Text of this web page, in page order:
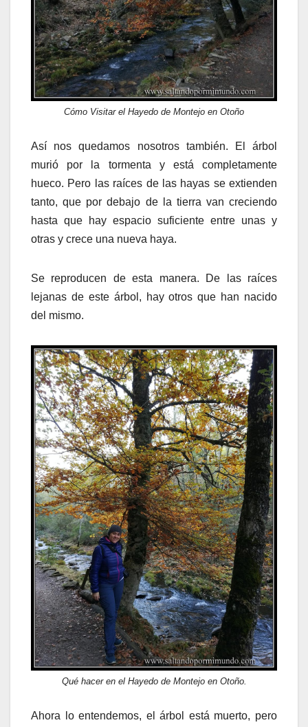
Cómo Visitar el Hayedo de Montejo en Otoño
Así nos quedamos nosotros también. El árbol
murió por la tormenta y está completamente
hueco. Pero las raíces de las hayas se extienden
tanto, que por debajo de la tierra van creciendo
hasta que hay espacio suficiente entre unas y
otras y crece una nueva haya.
Se reproducen de esta manera. De las raíces
lejanas de este árbol, hay otros que han nacido
del mismo.
Qué hacer en el Hayedo de Montejo en Otoño.
Ahora lo entendemos, el árbol está muerto, pero